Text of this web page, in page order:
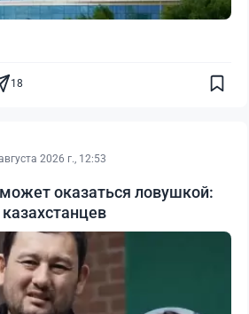
18
2026 г., 12:53
оказаться ловушкой: